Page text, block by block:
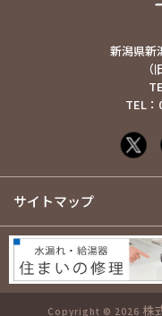
新潟県新
TEL：
サイトマップ
Copyright © 2026 株